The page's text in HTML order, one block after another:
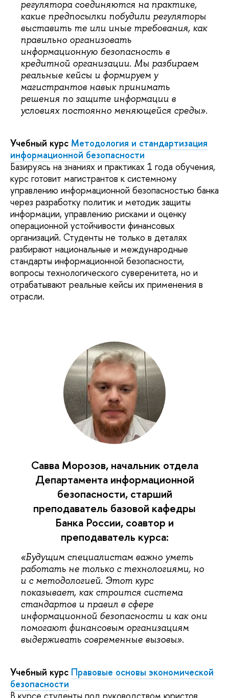
регулятора соединяются на практике,
какие предпосылки побудили регуляторы
выставить те или иные требования, как
правильно организовать
информационную безопасность в
кредитной организации. Мы разбираем
реальные кейсы и формируем у
магистрантов навык принимать
решения по защите информации в
условиях постоянно меняющейся среды».
Учебный курс Методология и стандартизация
информационной безопасности
Базируясь на знаниях и практиках 1 года обучения,
курс готовит магистрантов к системному
управлению информационной безопасностью банка
через разработку политик и методик защиты
информации, управлению рисками и оценку
операционной устойчивости финансовых
организаций. Студенты не только в деталях
разбирают национальные и международные
стандарты информационной безопасности,
вопросы технологического суверенитета, но и
отрабатывают реальные кейсы их применения в
отрасли.
Савва Морозов, начальник отдела
Департамента информационной
безопасности, старший
преподаватель базовой кафедры
Банка России, соавтор и
преподаватель курса:
«Будущим специалистам важно уметь
работать не только с технологиями, но
и с методологией. Этот курс
показывает, как строится система
стандартов и правил в сфере
информационной безопасности и как они
помогают финансовым организациям
выдерживать современные вызовы».
Учебный курс Правовые основы экономической
безопасности